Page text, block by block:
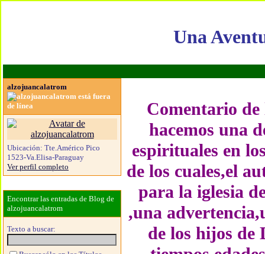
Una
Comentario de
hacemos una
espirituales en
de los cuales,el
para la iglesia
,una
de los hijos de
alzojuancalatrom
Ubicación: Tte.Américo Pico
1523-Va.Elisa-Paraguay
Ver perfil completo
Encontrar las entradas de Blog de
alzojuancalatrom
Texto a buscar: